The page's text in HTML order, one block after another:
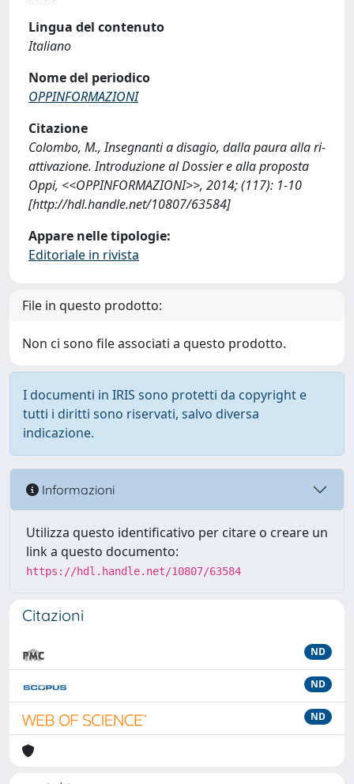
Lingua del contenuto
Italiano
Nome del periodico
OPPINFORMAZIONI
Citazione
Colombo, M., Insegnanti a disagio, dalla paura alla ri-
attivazione. Introduzione al Dossier e alla proposta
Oppi, <<OPPINFORMAZIONI>>, 2014; (117): 1-10
[http://hdl.handle.net/10807/63584]
Appare nelle tipologie:
Editoriale in rivista
File in questo prodotto:
Non ci sono file associati a questo prodotto.
I documenti in IRIS sono protetti da copyright e
tutti i diritti sono riservati, salvo diversa
indicazione.
Informazioni
Utilizza questo identificativo per citare o creare un
link a questo documento:
https://hdl.handle.net/10807/63584
Citazioni
ND
ND
ND